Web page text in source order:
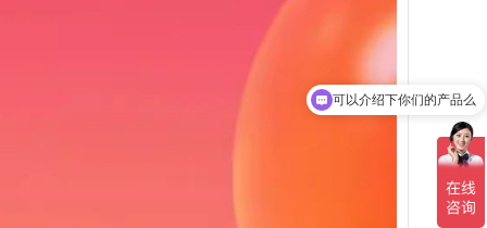
你们是怎么收费的呢